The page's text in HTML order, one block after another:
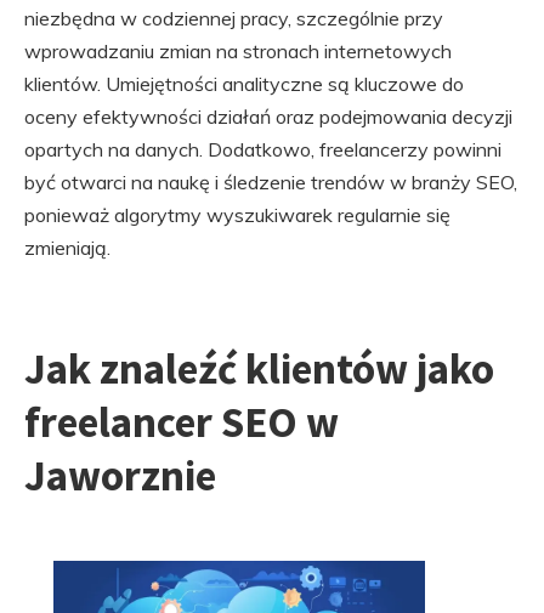
niezbędna w codziennej pracy, szczególnie przy
wprowadzaniu zmian na stronach internetowych
klientów. Umiejętności analityczne są kluczowe do
oceny efektywności działań oraz podejmowania decyzji
opartych na danych. Dodatkowo, freelancerzy powinni
być otwarci na naukę i śledzenie trendów w branży SEO,
ponieważ algorytmy wyszukiwarek regularnie się
zmieniają.
Jak znaleźć klientów jako
freelancer SEO w
Jaworznie